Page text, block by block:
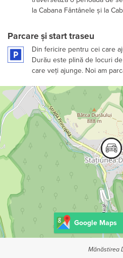
la Cabana Fântânele și la
Parcare și start traseu
Din fericire pentru cei care
Durău este plină de locuri
care veți ajunge. Noi am
Google Maps
Mănăstirea